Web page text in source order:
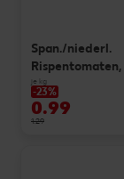
Span./niederl.
Rispentomaten,
je kg
-23%
0.99
1.29